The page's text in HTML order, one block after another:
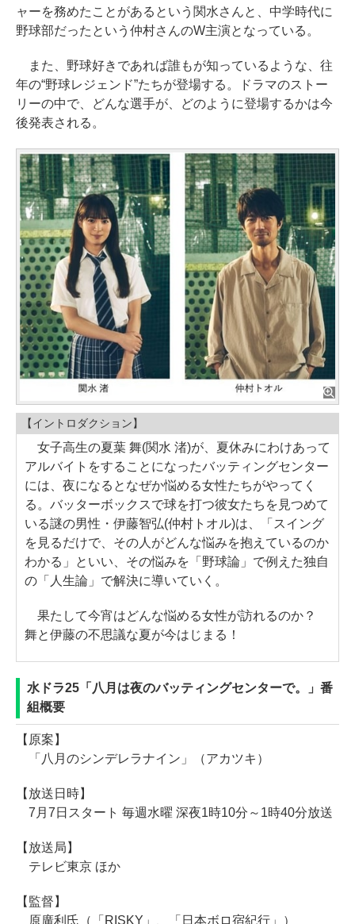
ャーを務めたことがあるという関水さんと、中学時代に
野球部だったという仲村さんのW主演となっている。
また、野球好きであれば誰もが知っているような、往
年の“野球レジェンド”たちが登場する。ドラマのストー
リーの中で、どんな選手が、どのように登場するかは今
後発表される。
【イントロダクション】
女子高生の夏葉 舞(関水 渚)が、夏休みにわけあって
アルバイトをすることになったバッティングセンター
には、夜になるとなぜか悩める女性たちがやってく
る。バッターボックスで球を打つ彼女たちを見つめて
いる謎の男性・伊藤智弘(仲村トオル)は、「スイング
を見るだけで、その人がどんな悩みを抱えているのか
わかる」といい、その悩みを「野球論」で例えた独自
の「人生論」で解決に導いていく。
果たして今宵はどんな悩める女性が訪れるのか？
舞と伊藤の不思議な夏が今はじまる！
水ドラ25「八月は夜のバッティングセンターで。」番
組概要
【原案】
「八月のシンデレラナイン」（アカツキ）
【放送日時】
7月7日スタート 毎週水曜 深夜1時10分～1時40分放送
【放送局】
テレビ東京 ほか
【監督】
原廣利氏（「RISKY」、「日本ボロ宿紀行」）